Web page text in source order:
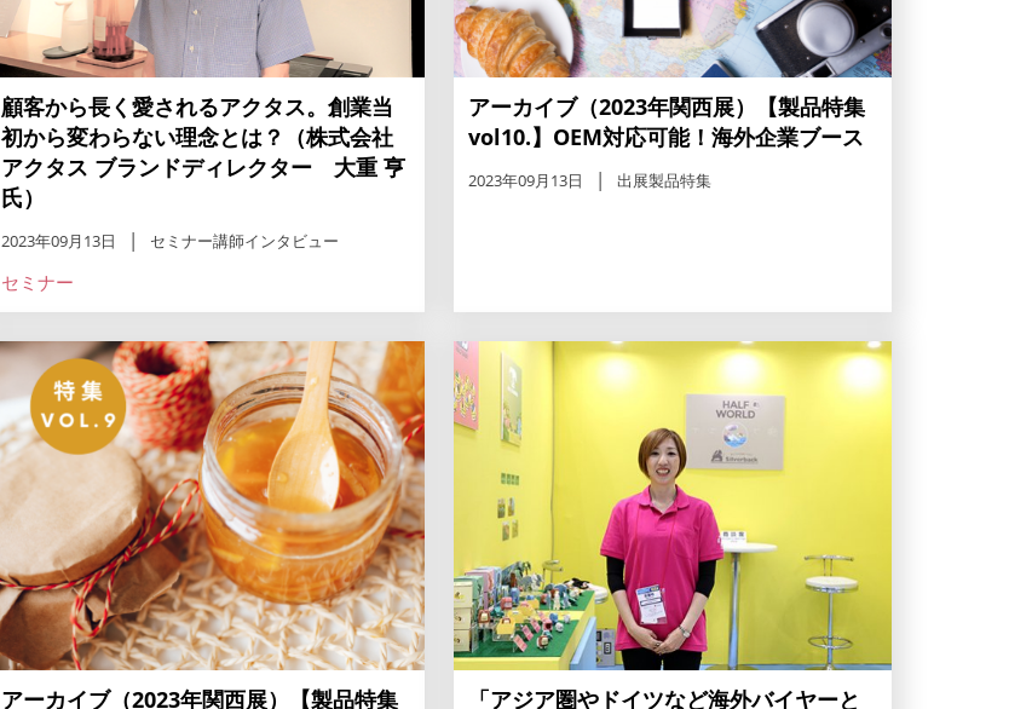
顧客から長く愛されるアクタス。創業当
初から変わらない理念とは？（株式会社
アクタス ブランドディレクター 大重 亨
氏）
2023年09月13日 セミナー講師インタビュー
セミナー
アーカイブ（2023年関西展）【製品特集
vol10.】OEM対応可能！海外企業ブース
2023年09月13日 出展製品特集
アーカイブ（2023年関西展）【製品特集
「アジア圏やドイツなど海外バイヤーと